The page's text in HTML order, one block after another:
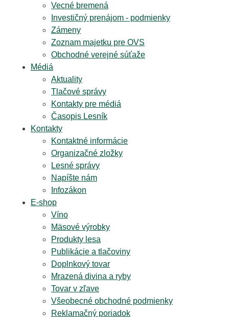
Vecné bremená
Investičný prenájom - podmienky
Zámeny
Zoznam majetku pre OVS
Obchodné verejné súťaže
Médiá
Aktuality
Tlačové správy
Kontakty pre médiá
Časopis Lesník
Kontakty
Kontaktné informácie
Organizačné zložky
Lesné správy
Napíšte nám
Infozákon
E-shop
Víno
Mäsové výrobky
Produkty lesa
Publikácie a tlačoviny
Doplnkový tovar
Mrazená divina a ryby
Tovar v zľave
Všeobecné obchodné podmienky
Reklamačný poriadok